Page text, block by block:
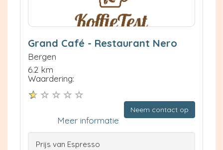
Grand Café - Restaurant Nero
Bergen
6.2 km
Waardering:
Neem contact op
Meer informatie
Prijs van Espresso